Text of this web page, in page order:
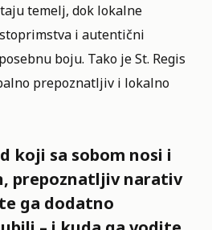
temelj, dok lokalne
i autentični
boju. Tako je St. Regis
prepoznatljiv i lokalno
koji sa sobom nosi i
prepoznatljiv narativ
ga dodatno